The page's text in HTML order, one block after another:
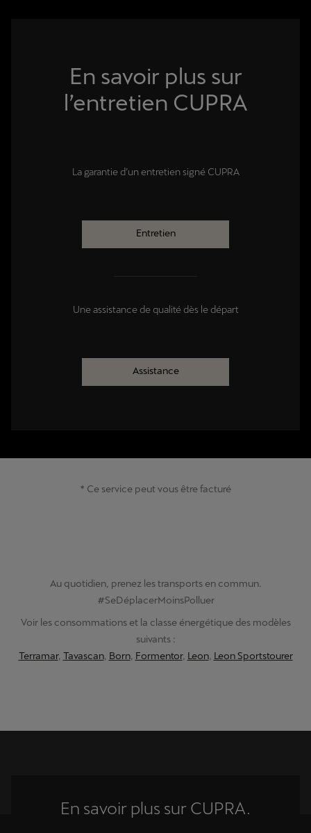
En savoir plus sur
l’entretien CUPRA
La garantie d’un entretien signé CUPRA
Entretien
Une assistance de qualité dès le départ
Assistance
* Ce service peut vous être facturé
Au quotidien, prenez les transports en commun.
#SeDéplacerMoinsPolluer
Voir les consommations et la classe énergétique des modèles
suivants :
Terramar, Tavascan, Born, Formentor, Leon, Leon Sportstourer
En savoir plus sur CUPRA.